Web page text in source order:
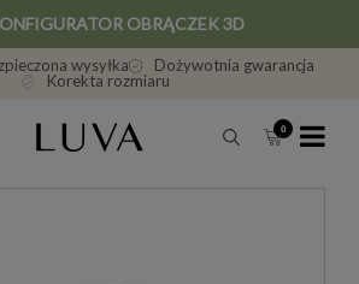
OBRĄCZEK 3D
wysyłka
Dożywotnia gwarancja
Korekta rozmiaru